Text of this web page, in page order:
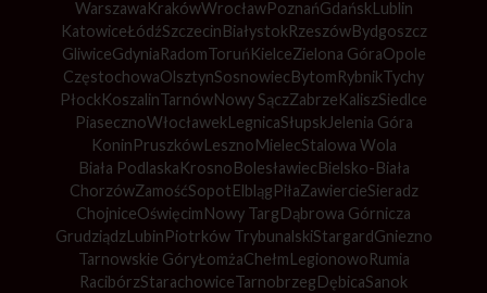
WarszawaKrakówWrocławPoznańGdańskLublin
KatowiceŁódźSzczecinBiałystokRzeszówBydgoszcz
GliwiceGdyniaRadomToruńKielceZielona GóraOpole
CzęstochowaOlsztynSosnowiecBytomRybnikTychy
PłockKoszalinTarnówNowy SączZabrzeKaliszSiedlce
PiasecznoWłocławekLegnicaSłupsk Jelenia Góra
KoninPruszkówLesznoMielecStalowa Wola
Biała PodlaskaKrosnoBolesławiecBielsko-Biała
ChorzówZamośćSopotElblągPiłaZawiercieSieradz
ChojniceOświęcimNowy TargDąbrowa Górnicza
GrudziądzLubinPiotrków TrybunalskiStargardGniezno
Tarnowskie GóryŁomżaChełmLegionowoRumia
RacibórzStarachowiceTarnobrzegDębicaSanok